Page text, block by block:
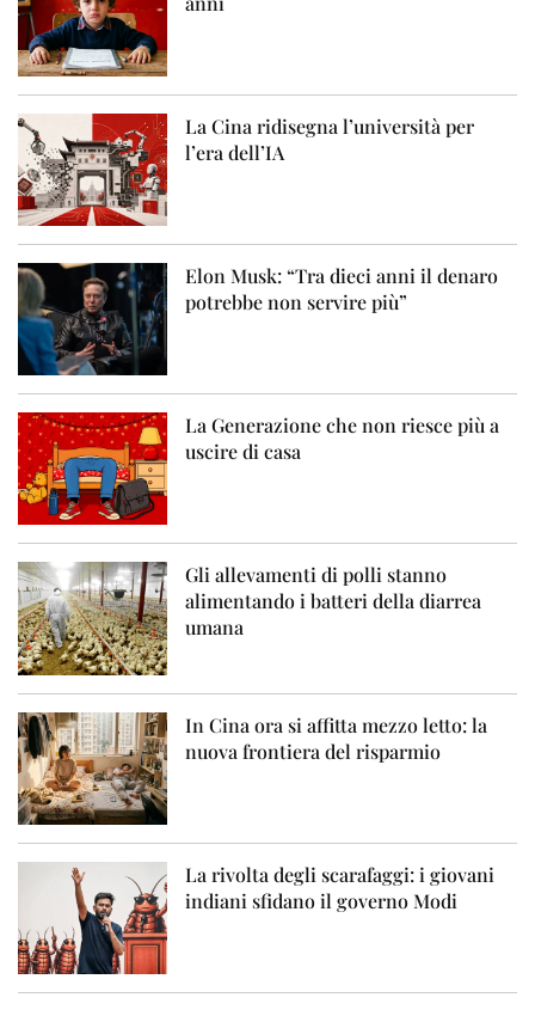
La Cina ridisegna l’università per
l’era dell’IA
Elon Musk: “Tra dieci anni il denaro
potrebbe non servire più”
La Generazione che non riesce più a
uscire di casa
Gli allevamenti di polli stanno
alimentando i batteri della diarrea
umana
In Cina ora si affitta mezzo letto: la
nuova frontiera del risparmio
La rivolta degli scarafaggi: i giovani
indiani sfidano il governo Modi